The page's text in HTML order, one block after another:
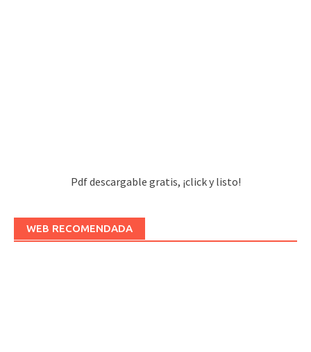
Pdf descargable gratis, ¡click y listo!
WEB RECOMENDADA